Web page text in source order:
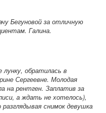
Бегуновой за отличную
Галина.
лунку, обратилась в
Сергеевне. Молодая
на рентген. Заплатив за
а ждать не хотелось),
снимок девушка